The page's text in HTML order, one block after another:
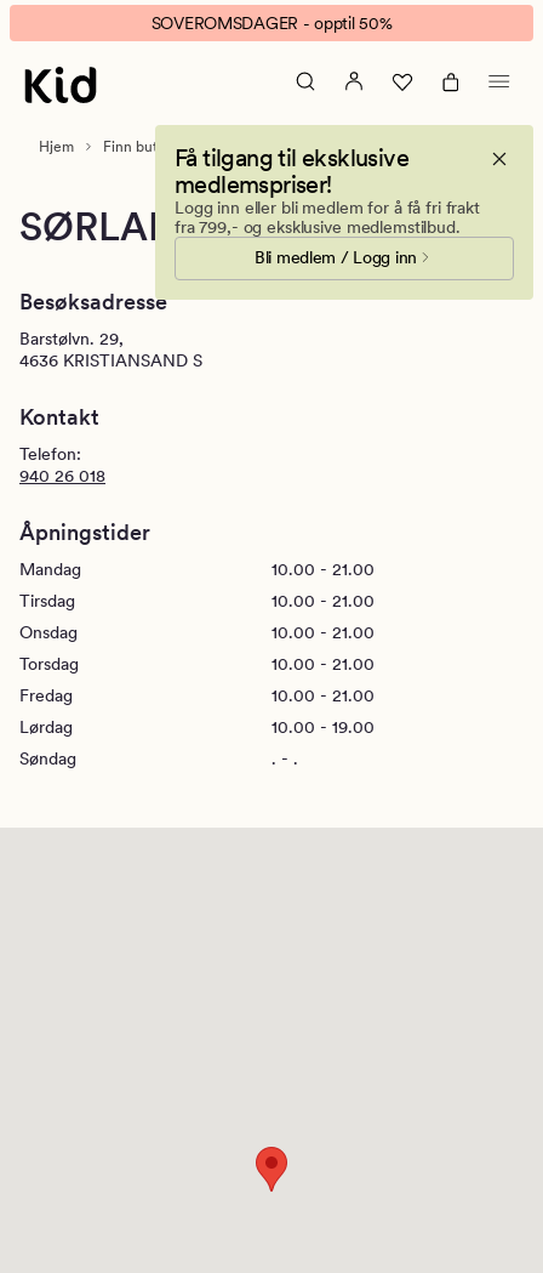
Kid
Sørlandssenteret
banner.
Klikk
ESCAPE
SOVEROMSDAGER - opptil 50%
Få tilgang til eksklusive
medlemspriser!
Logg inn eller bli medlem for å få fri frakt
fra 799,- og eksklusive medlemstilbud.
Bli medlem / Logg inn
Hjem Finn butikk Sørlandssenteret
SØRLANDSSENTERET
Besøksadresse
Barstølvn. 29,
4636 KRISTIANSAND S
Kontakt
Telefon:
940 26 018
Åpningstider
Mandag
10.00 - 21.00
Tirsdag
10.00 - 21.00
Onsdag
10.00 - 21.00
Torsdag
10.00 - 21.00
Fredag
10.00 - 21.00
Lørdag
10.00 - 19.00
Søndag
. - .